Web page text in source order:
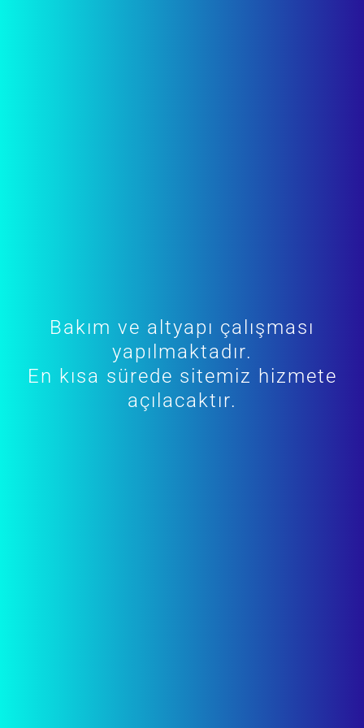
Bakım ve altyapı çalışması
yapılmaktadır.
En kısa sürede sitemiz hizmete
açılacaktır.